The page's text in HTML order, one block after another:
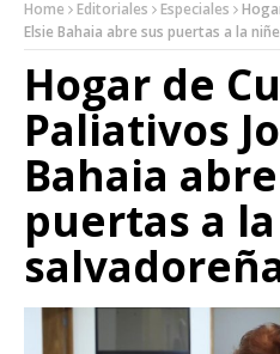
Home Editoriales Especiales
Elsie Bahaia abre sus puertas a la
Hogar de
Paliativos
Bahaia
puertas a